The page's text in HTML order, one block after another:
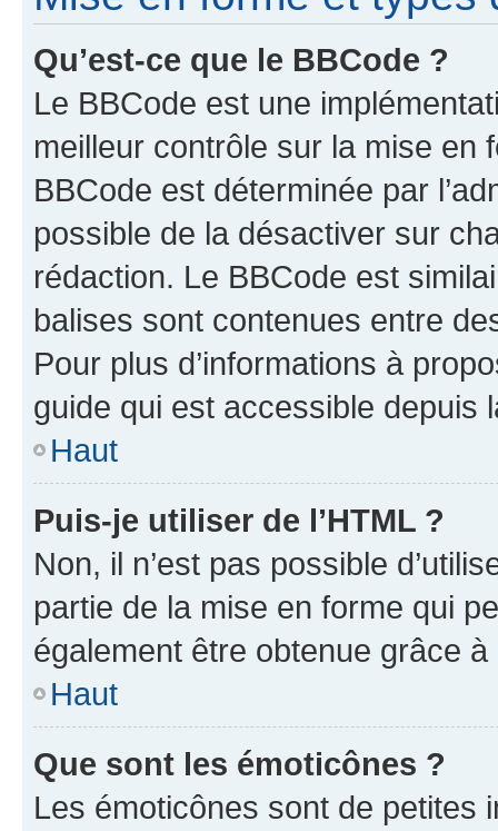
Qu’est-ce que le BBCode ?
Le BBCode est une
meilleur contrôle sur la mise en
BBCode est déterminée par
possible de la désactiver sur
rédaction. Le BBCode est
balises sont contenues entre
Pour plus d’informations à
guide qui est accessible depuis
Haut
Puis-je utiliser de l’HTML ?
Non, il n’est pas possible
partie de la mise en forme qui
également être obtenue grâce à
Haut
Que sont les émoticônes ?
Les émoticônes sont de petites